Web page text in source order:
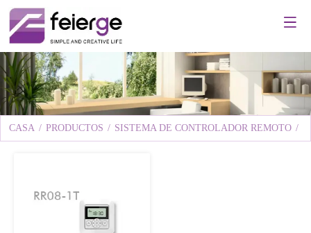
CASA / PRODUCTOS / SISTEMA DE CONTROLADOR REMOTO /